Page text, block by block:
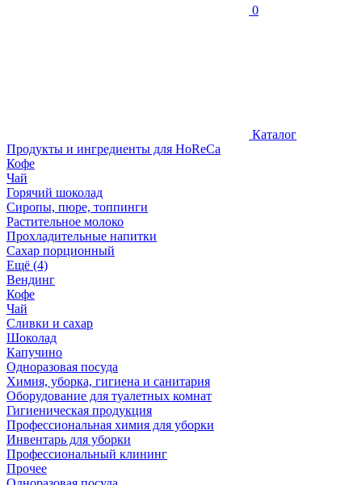
0
Каталог
Продукты и ингредиенты для HoReCa
Кофе
Чай
Горячий шоколад
Сиропы, пюре, топпинги
Растительное молоко
Прохладительные напитки
Сахар порционный
Ещё (4)
Вендинг
Кофе
Чай
Сливки и сахар
Шоколад
Капучино
Одноразовая посуда
Химия, уборка, гигиена и санитария
Оборудование для туалетных комнат
Гигиеническая продукция
Профессиональная химия для уборки
Инвентарь для уборки
Профессиональный клининг
Прочее